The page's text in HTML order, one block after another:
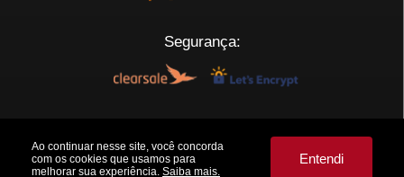
Ao continuar nesse site, você concorda
com os cookies que usamos para
melhorar sua experiência. Saiba mais.
Entendi
Segurança: